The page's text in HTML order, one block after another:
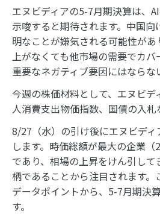
エヌビディアの5-7月期決算は、
示唆すると期待されます。中国
明なことが嫌気される可能性が
上がなくても他市場の需要でカバ
重要なネガティブ要因にはならな
今週の株価材料として、エヌビ
人消費支出物価指数、国債の入札
8/27（水）の引け後にエヌビデ
します。時価総額が最大の企業（
であり、相場の上昇をけん引し
柄であることから注目されます。
データポイントから、5-7月期決
す。